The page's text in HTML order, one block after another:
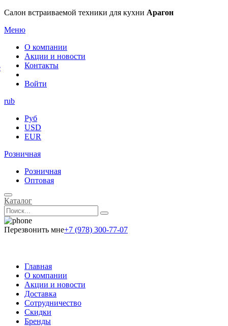
Салон встраиваемой техники для кухни Арагон
Меню
О компании
Акции и новости
Контакты
Войти
rub
Руб
USD
EUR
Розничная
Розничная
Оптовая
Каталог
Перезвонить мне+7 (978) 300-77-07
Главная
О компании
Акции и новости
Доставка
Сотрудничество
Скидки
Бренды